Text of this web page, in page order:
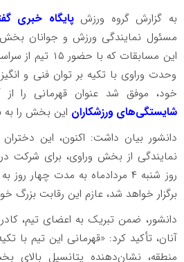
به گزارش گروه ورزش پایگاه خبری
مسئول نمایندگی ورزش و جوانان
این مسابقات که
وحدت وراوی با تکیه بر توان فنی و
خود، موفق شد عنوان قهرمانی را
شایستگی‌های ورزشکاران این بخش را به
دانشور بیان داشت: اکنون، این
نمایندگی از بخش وراوی، برای شرکت
روز شنبه ۴ مردادماه به مدت چهار
برگزار خواهد شد، عازم این رقابت بزرگ
دانشور، ضمن تبریک به اعضای تیم،
آنان، تأکید کرد: «قهرمانی این تیم با
منطقه، نشان‌دهنده پتانسیل